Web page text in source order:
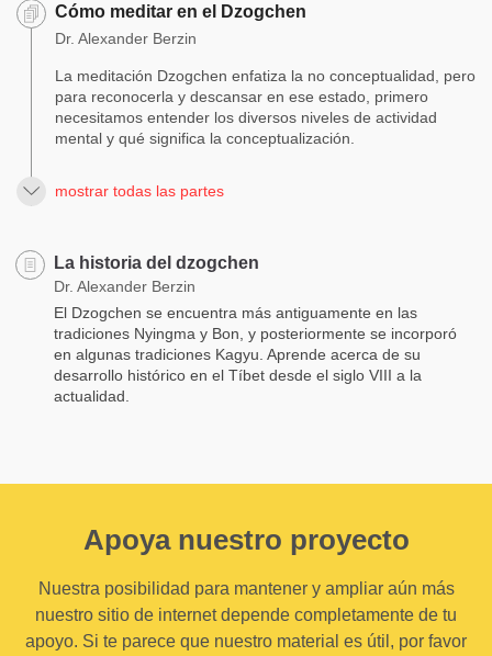
Cómo meditar en el Dzogchen
Dr. Alexander Berzin
La meditación Dzogchen enfatiza la no conceptualidad, pero
para reconocerla y descansar en ese estado, primero
necesitamos entender los diversos niveles de actividad
mental y qué significa la conceptualización.
mostrar todas las partes
La historia del dzogchen
Dr. Alexander Berzin
El Dzogchen se encuentra más antiguamente en las
tradiciones Nyingma y Bon, y posteriormente se incorporó
en algunas tradiciones Kagyu. Aprende acerca de su
desarrollo histórico en el Tíbet desde el siglo VIII a la
actualidad.
Apoya nuestro proyecto
Nuestra posibilidad para mantener y ampliar aún más
nuestro sitio de internet depende completamente de tu
apoyo. Si te parece que nuestro material es útil, por favor